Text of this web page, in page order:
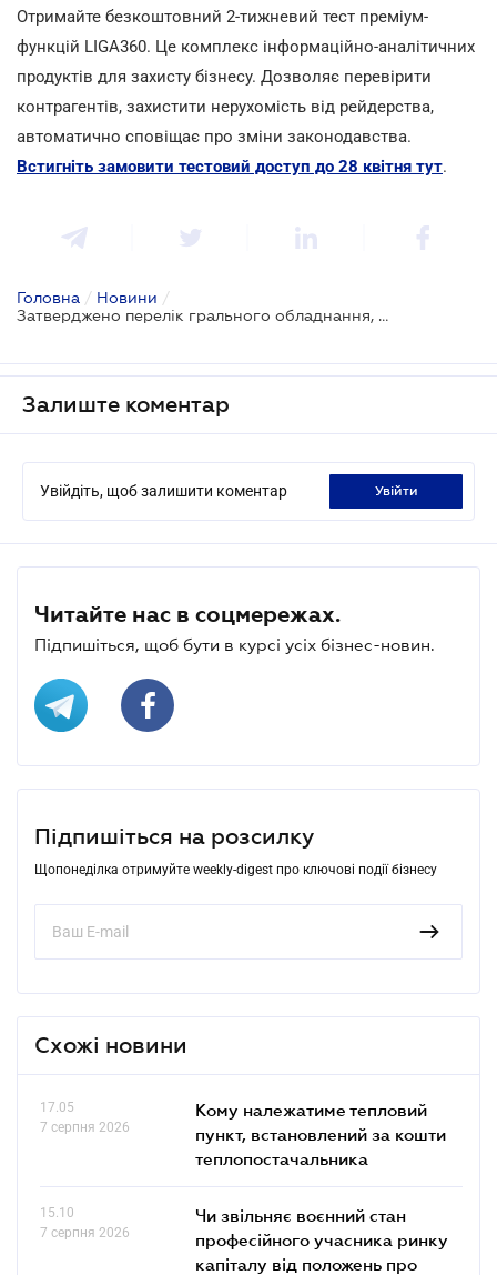
Отримайте безкоштовний 2-тижневий тест преміум-
функцій LIGA360. Це комплекс інформаційно-аналітичних
продуктів для захисту бізнесу. Дозволяє перевірити
контрагентів, захистити нерухомість від рейдерства,
автоматично сповіщає про зміни законодавства.
Встигніть замовити тестовий доступ до 28 квітня тут.
Головна / Новини /
Затверджено перелік грального обладнання, що підлягає сертифікації
Залиште коментар
Увійдіть, щоб залишити коментар увійти
Читайте нас в соцмережах.
Підпишіться, щоб бути в курсі усіх бізнес-новин.
Підпишіться на розсилку
Щопонеділка отримуйте weekly-digest про ключові події бізнесу
Схожі новини
17.05
7 серпня 2026
Кому належатиме тепловий
пункт, встановлений за кошти
теплопостачальника
15.10
7 серпня 2026
Чи звільняє воєнний стан
професійного учасника ринку
капіталу від положень про